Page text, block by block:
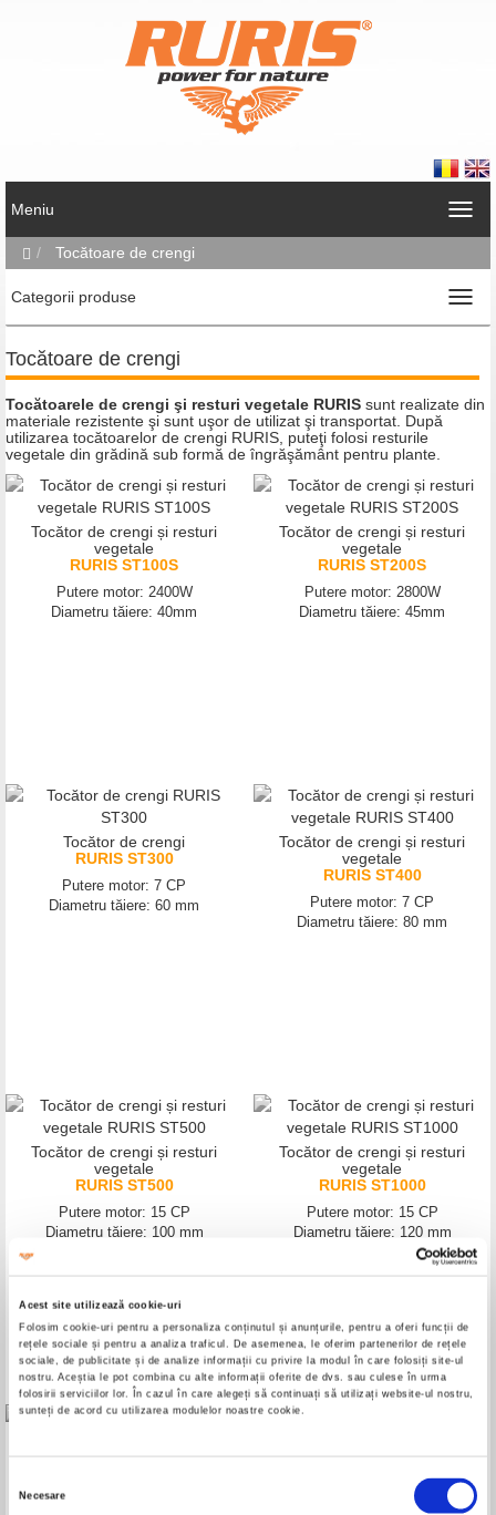
Acest site utilizează cookie-uri
Folosim cookie-uri pentru a personaliza conținutul și anunțurile, pentru a oferi funcții de
rețele sociale și pentru a analiza traficul. De asemenea, le oferim partenerilor de rețele
sociale, de publicitate și de analize informații cu privire la modul în care folosiți site-ul
nostru. Aceștia le pot combina cu alte informații oferite de dvs. sau culese în urma
folosirii serviciilor lor. În cazul în care alegeți să continuați să utilizați website-ul nostru,
sunteți de acord cu utilizarea modulelor noastre cookie.
Necesare
Meniu
Tocătoare de crengi
Categorii produse
Tocătoare de crengi
Tocătoarele de crengi şi resturi vegetale RURIS sunt realizate din
materiale rezistente şi sunt uşor de utilizat şi transportat. După
utilizarea tocătoarelor de crengi RURIS, puteţi folosi resturile
vegetale din grădină sub formă de îngrăşământ pentru plante.
Tocător de crengi și resturi
vegetale
RURIS ST100S
Putere motor: 2400W
Diametru tăiere: 40mm
Tocător de crengi și resturi
vegetale
RURIS ST200S
Putere motor: 2800W
Diametru tăiere: 45mm
Tocător de crengi
RURIS ST300
Putere motor: 7 CP
Diametru tăiere: 60 mm
Tocător de crengi și resturi
vegetale
RURIS ST400
Putere motor: 7 CP
Diametru tăiere: 80 mm
Tocător de crengi și resturi
vegetale
RURIS ST500
Putere motor: 15 CP
Diametru tăiere: 100 mm
Tocător de crengi și resturi
vegetale
RURIS ST1000
Putere motor: 15 CP
Diametru tăiere: 120 mm
Tocător de crengi și resturi
RURIS ST500 PLUS
Tocător de crengi
RURIS STB800
Putere motor: 9 CP